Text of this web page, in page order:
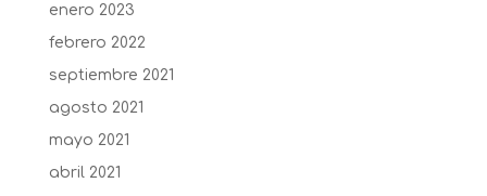
enero 2023
febrero 2022
septiembre 2021
agosto 2021
mayo 2021
abril 2021